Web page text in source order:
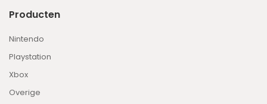
Producten
Nintendo
Playstation
Xbox
Overige